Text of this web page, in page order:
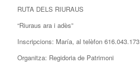
RUTA DELS RIURAUS
“Riuraus ara i adès”
Inscripcions: María, al telèfon 616.043.173
Organitza: Regidoria de Patrimoni